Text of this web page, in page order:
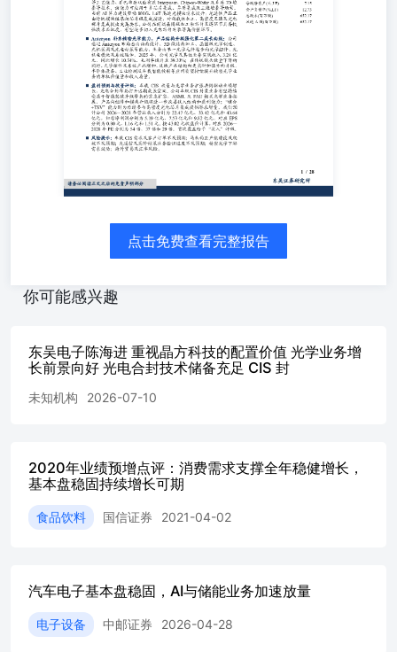
晶圆级永久及临时键合等工艺能力，并已布局双面有源
叠等技术。该能力可应用于多芯片集成、异质集成及三维堆
800G、1.6T高速光模块需求提升，光通信产品正由传统模
体加工、高密度互连及光电裸片集成提出更高要求。公司在
具备较强技术匹配度，有望逐步切入光电芯片封装等高价值
(元,LF)7.15资产负债率(%,LF)12.73总股本(百万股)652.17流
补齐精密光学能力，产品结构升级强化第二成长曲线：公司
计、3D微结构加工、晶圆级光学制造、光机装调及光电封
同比增长10.54%，毛利率提升至39.33%；在传统镜头数量
增加，反映产品结构向更高附加值方向升级。半导体设备、
与光学业务扩张共同驱动业绩增长，光电合封布局打开远期
有望持续受益于智能驾驶升级带来的需求扩容，ASML及
片集成提供潜在增量。我们预计公司2026—2028年营业收入
43.64亿元，归母净利润分别为5.19亿元、7.53亿元和9.82亿
盖给予“买入”评级。 ◼风险提示：车载CIS需求及客户订单
坡不及预期；光通信及高阶封装业务验证进度不及预期；精
形...........................5 1.1.发展历程：从CIS封装起步，技术
装服务向光电协同延伸................................................51.2.
散，市场化机制与专业团队支撑长期经营
基本盘，微型光学与海外布局打开增量空间
业，8英寸与12英寸产线协同支撑规模交付
承载微型光学业务，封装与光学协同能力逐步完善
装测试贡献核心业绩增量，车载CIS成为主要增长动
优化........................................................................9 2. CIS
点击免费查看完整报告
你可能感兴趣
东吴电子陈海进 重视晶方科技的配置价值 光学业务增
长前景向好 光电合封技术储备充足 CIS 封
未知机构 2026-07-10
2020年业绩预增点评：消费需求支撑全年稳健增长，
基本盘稳固持续增长可期
食品饮料 国信证券 2021-04-02
汽车电子基本盘稳固，AI与储能业务加速放量
电子设备 中邮证券 2026-04-28